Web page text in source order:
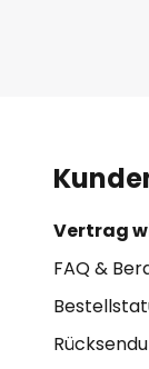
Vertrag
FAQ &